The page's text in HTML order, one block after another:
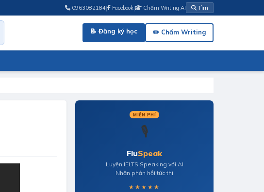
0963082184| Facebook| Chấm Writing AI Tìm
📝 Đăng ký học ✏️ Chấm Writing
MIỄN PHÍ
🎙️
FluSpeak
Luyện IELTS Speaking với AI
Nhận phản hồi tức thì
★★★★★